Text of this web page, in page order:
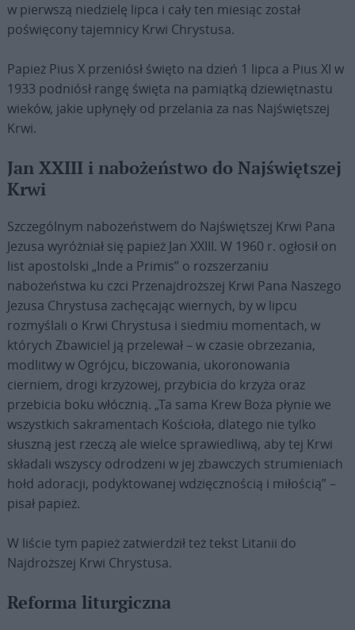
w pierwszą niedzielę lipca i cały ten miesiąc został
poświęcony tajemnicy Krwi Chrystusa.
Papież Pius X przeniósł święto na dzień 1 lipca a Pius XI w
1933 podniósł rangę święta na pamiątką dziewiętnastu
wieków, jakie upłynęły od przelania za nas Najświętszej
Krwi.
Jan XXIII i nabożeństwo do Najświętszej
Krwi
Szczególnym nabożeństwem do Najświętszej Krwi Pana
Jezusa wyróżniał się papież Jan XXIII. W 1960 r. ogłosił on
list apostolski „Inde a Primis” o rozszerzaniu
nabożeństwa ku czci Przenajdroższej Krwi Pana Naszego
Jezusa Chrystusa zachęcając wiernych, by w lipcu
rozmyślali o Krwi Chrystusa i siedmiu momentach, w
których Zbawiciel ją przelewał – w czasie obrzezania,
modlitwy w Ogrójcu, biczowania, ukoronowania
cierniem, drogi krzyżowej, przybicia do krzyża oraz
przebicia boku włócznią. „Ta sama Krew Boża płynie we
wszystkich sakramentach Kościoła, dlatego nie tylko
słuszną jest rzeczą ale wielce sprawiedliwą, aby tej Krwi
składali wszyscy odrodzeni w jej zbawczych strumieniach
hołd adoracji, podyktowanej wdzięcznością i miłością” –
pisał papież.
W liście tym papież zatwierdził też tekst Litanii do
Najdroższej Krwi Chrystusa.
Reforma liturgiczna